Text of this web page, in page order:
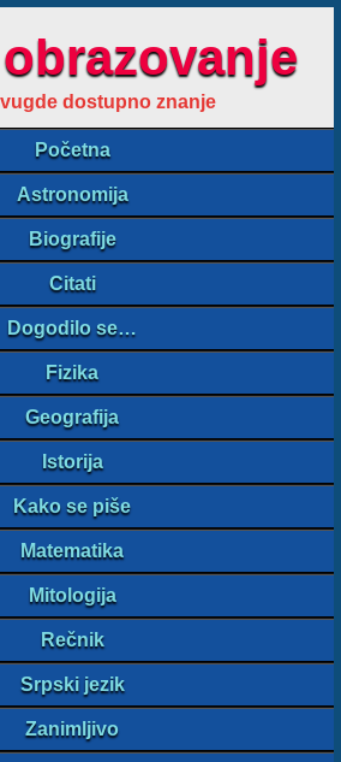
dostupno znanje
Početna
Astronomija
Biografije
Citati
Dogodilo se…
Fizika
Geografija
Istorija
Kako se piše
Matematika
Mitologija
Rečnik
Srpski jezik
Zanimljivo